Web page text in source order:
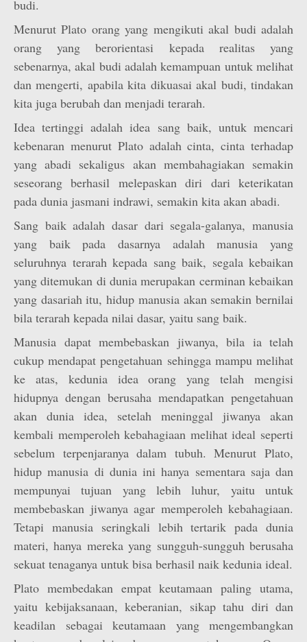
budi.
Menurut Plato orang yang mengikuti akal budi adalah
orang yang berorientasi kepada realitas yang
sebenarnya, akal budi adalah kemampuan untuk melihat
dan mengerti, apabila kita dikuasai akal budi, tindakan
kita juga berubah dan menjadi terarah.
Idea tertinggi adalah idea sang baik, untuk mencari
kebenaran menurut Plato adalah cinta, cinta terhadap
yang abadi sekaligus akan membahagiakan semakin
seseorang berhasil melepaskan diri dari keterikatan
pada dunia jasmani indrawi, semakin kita akan abadi.
Sang baik adalah dasar dari segala-galanya, manusia
yang baik pada dasarnya adalah manusia yang
seluruhnya terarah kepada sang baik, segala kebaikan
yang ditemukan di dunia merupakan cerminan kebaikan
yang dasariah itu, hidup manusia akan semakin bernilai
bila terarah kepada nilai dasar, yaitu sang baik.
Manusia dapat membebaskan jiwanya, bila ia telah
cukup mendapat pengetahuan sehingga mampu melihat
ke atas, kedunia idea orang yang telah mengisi
hidupnya dengan berusaha mendapatkan pengetahuan
akan dunia idea, setelah meninggal jiwanya akan
kembali memperoleh kebahagiaan melihat ideal seperti
sebelum terpenjaranya dalam tubuh. Menurut Plato,
hidup manusia di dunia ini hanya sementara saja dan
mempunyai tujuan yang lebih luhur, yaitu untuk
membebaskan jiwanya agar memperoleh kebahagiaan.
Tetapi manusia seringkali lebih tertarik pada dunia
materi, hanya mereka yang sungguh-sungguh berusaha
sekuat tenaganya untuk bisa berhasil naik kedunia ideal.
Plato membedakan empat keutamaan paling utama,
yaitu kebijaksanaan, keberanian, sikap tahu diri dan
keadilan sebagai keutamaan yang mengembangkan